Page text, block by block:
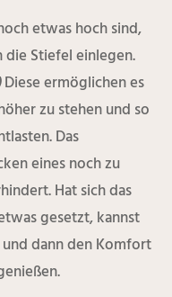
etwas hoch sind,
die Stiefel einlegen.
Diese ermöglichen es
zu stehen und so
Das
eines noch zu
Hat sich das
gesetzt, kannst
dann den Komfort